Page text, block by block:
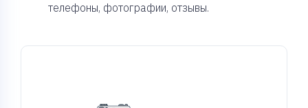
телефоны, фотографии, отзывы.